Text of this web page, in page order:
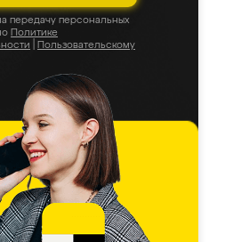
передачу персональных
Политике
Пользовательскому